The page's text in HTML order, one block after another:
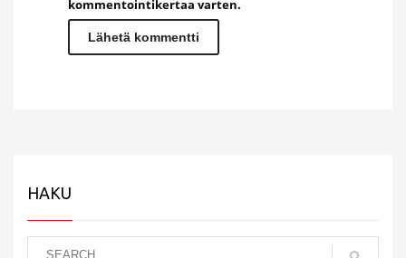
kommentointikertaa varten.
HAKU